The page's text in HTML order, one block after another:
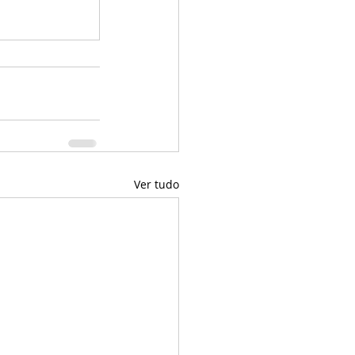
Ver tudo